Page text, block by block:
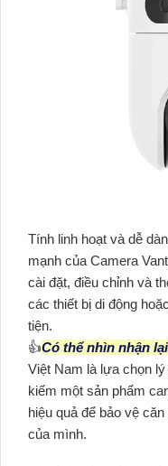
Tính linh hoạt và dễ
mạnh của Camera
cài đặt, điều chỉnh và
các thiết bị di động
tiện.
👍Có thể nhìn nhận
Việt Nam là lựa chọn
kiếm một sản phẩm
hiệu quả để bảo vệ
của mình.